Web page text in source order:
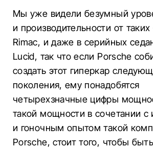
Мы уже видели безумный
и производительности от
Rimac, и даже в серийных
Lucid, так что если Porsche
создать этот гиперкар
поколения, ему понадобятся
четырехзначные цифры
такой мощности в сочетании
и гоночным опытом такой
Porsche, стоит того, чтобы